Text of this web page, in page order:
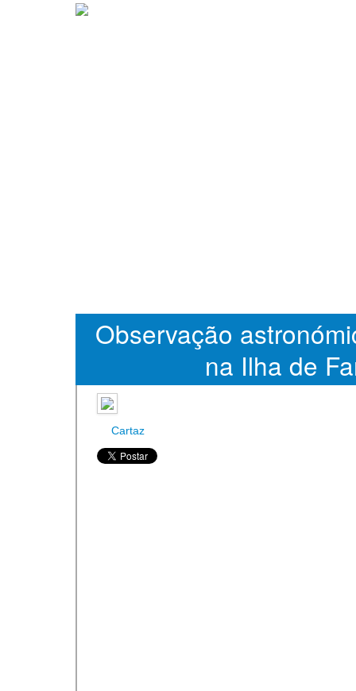
Observação
na Ilha de
Cartaz